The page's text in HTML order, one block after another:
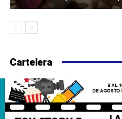
Cartelera